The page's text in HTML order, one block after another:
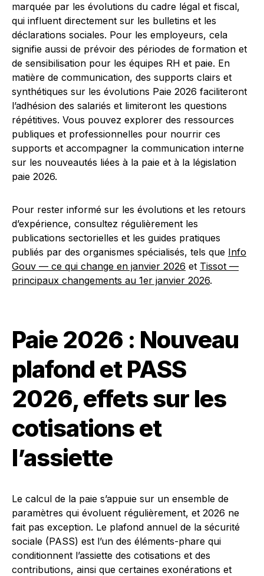
marquée par les évolutions du cadre légal et fiscal,
qui influent directement sur les bulletins et les
déclarations sociales. Pour les employeurs, cela
signifie aussi de prévoir des périodes de formation et
de sensibilisation pour les équipes RH et paie. En
matière de communication, des supports clairs et
synthétiques sur les évolutions Paie 2026 faciliteront
l’adhésion des salariés et limiteront les questions
répétitives. Vous pouvez explorer des ressources
publiques et professionnelles pour nourrir ces
supports et accompagner la communication interne
sur les nouveautés liées à la paie et à la législation
paie 2026.
Pour rester informé sur les évolutions et les retours
d’expérience, consultez régulièrement les
publications sectorielles et les guides pratiques
publiés par des organismes spécialisés, tels que Info
Gouv — ce qui change en janvier 2026 et Tissot —
principaux changements au 1er janvier 2026.
Paie 2026 : Nouveau
plafond et PASS
2026, effets sur les
cotisations et
l’assiette
Le calcul de la paie s’appuie sur un ensemble de
paramètres qui évoluent régulièrement, et 2026 ne
fait pas exception. Le plafond annuel de la sécurité
sociale (PASS) est l’un des éléments-phare qui
conditionnent l’assiette des cotisations et des
contributions, ainsi que certaines exonérations et